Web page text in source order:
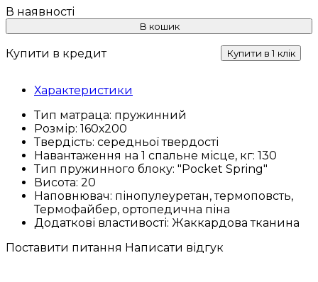
В кошик
Купити в кредит Купити в 1 клік
Характеристики
Тип матраца: пружинний
Розмір: 160х200
Твердість: середньої твердості
Навантаження на 1 спальне місце, кг: 130
Тип пружинного блоку: "Pocket Spring"
Висота: 20
Наповнювач: пінопулеуретан, термоповсть,
Термофайбер, ортопедична піна
Додаткові властивості: Жаккардова тканина
Поставити питання Написати відгук